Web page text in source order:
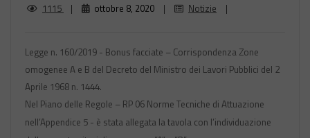
1115 | ottobre 8, 2020 | Notizie |
Legge n. 160/2019 - Bonus facciate – Corrispondenza Zone
omogenee A e B del Decreto del Ministro dei Lavori Pubblici del 2
Aprile 1968 n. 1444.
Nel Piano delle Regole – RP 06 Norme Tecniche di Attuazione
nell’Appendice 5 - è stata allegata la tavola con l’individuazione